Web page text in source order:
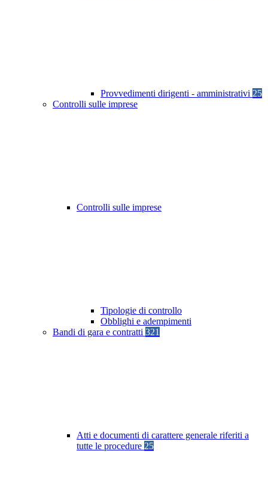
Provvedimenti dirigenti - amministrativi 25
Controlli sulle imprese
Controlli sulle imprese
Tipologie di controllo
Obblighi e adempimenti
Bandi di gara e contratti 321
Atti e documenti di carattere generale riferiti a
tutte le procedure 25